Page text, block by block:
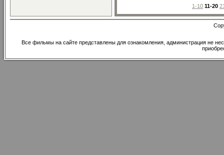
1-10 11-20
Все фильмы на сайте представлены для ознакомления, администрация не